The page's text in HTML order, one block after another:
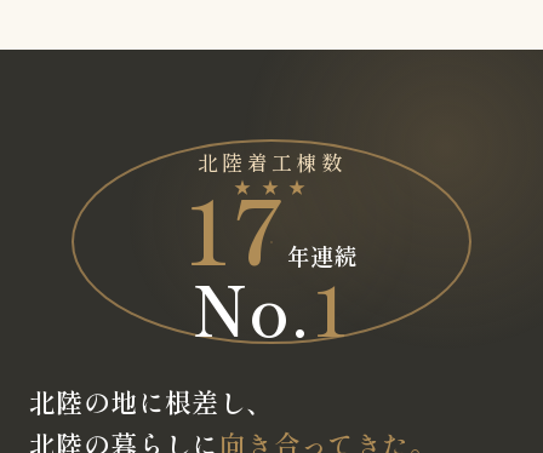
★ ★ ★
北陸着工棟数
17 年連続
No.1
北陸の地に根差し、
北陸の暮らしに向き合ってきた。